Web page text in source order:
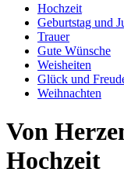
Hochzeit
Geburtstag und
Trauer
Gute Wünsche
Weisheiten
Glück und
Weihnachten
Von
Hochzeit